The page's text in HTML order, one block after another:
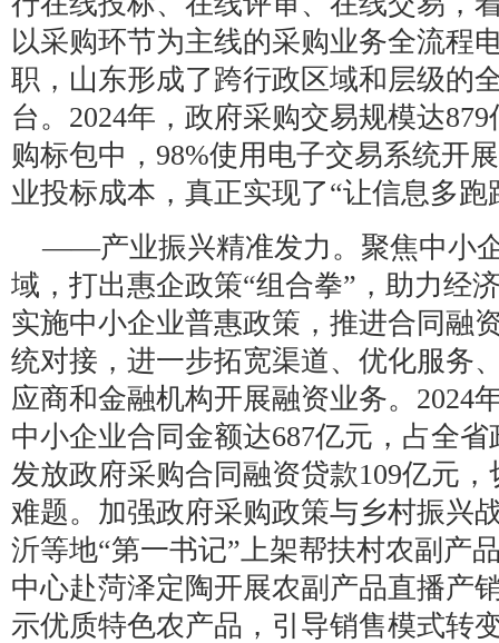
以采购环节为主线的采购业务全流程
职，山东形成了跨行政区域和层级的
台。2024年，政府采购交易规模达
购标包中，98%使用电子交易系统开
业投标成本，真正实现了“让信息多
——产业振兴精准发力。聚焦中小
域，打出惠企政策“组合拳”，助力经
实施中小企业普惠政策，推进合同融
统对接，进一步拓宽渠道、优化服务
应商和金融机构开展融资业务。2024
中小企业合同金额达687亿元，占全
发放政府采购合同融资贷款109亿元
难题。加强政府采购政策与乡村振兴
沂等地“第一书记”上架帮扶村农副产
中心赴菏泽定陶开展农副产品直播产
示优质特色农产品，引导销售模式转